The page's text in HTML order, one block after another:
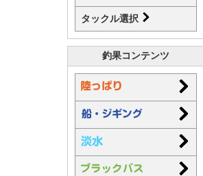
タックル選択
釣果コンテンツ